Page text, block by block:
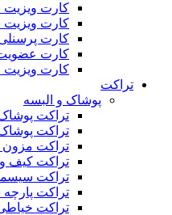
کارت
کارت
کارت
کارت
کارت ویزیت
تراکت
پوشاک و البسه
تراکت پوشاک
تراکت
تراکت
تراکت کیف
تراکت
تراکت پارچه
تراکت